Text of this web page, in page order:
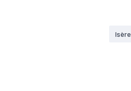
Isère